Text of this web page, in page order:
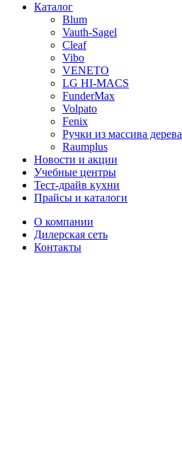
Каталог
Blum
Vauth-Sagel
Cleaf
Vibo
VENETO
LG HI-MACS
FunderMax
Volpato
Fenix
Ручки из массива дерева
Raumplus
Новости и акции
Учебные центры
Тест-драйв кухни
Прайсы и каталоги
О компании
Дилерская сеть
Контакты